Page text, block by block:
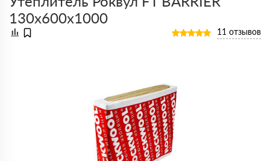
130х600х1000
11 отзывов